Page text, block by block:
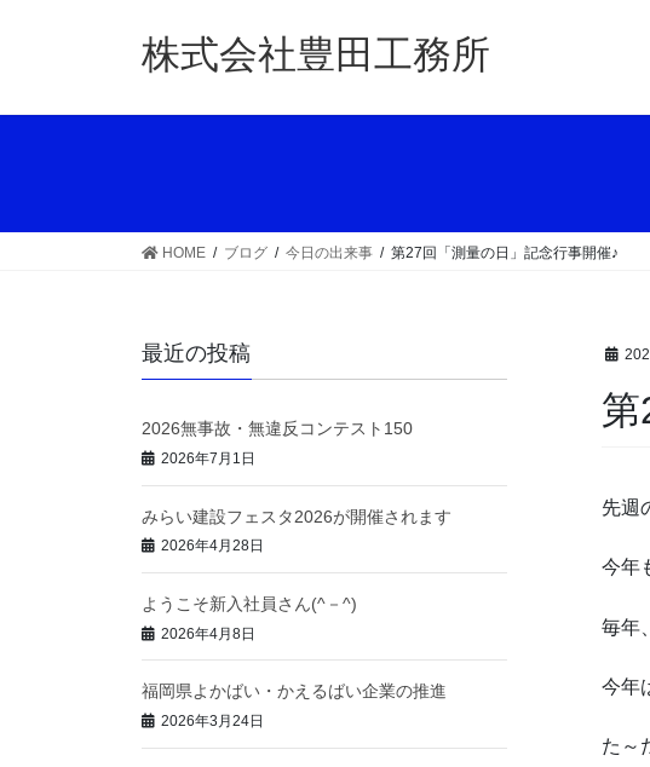
株式会社豊田工務所
HOME ブログ 今日の出来事 第27回「測量の日」記念行事開催♪
第
先週
今年
毎年
今年
た～
最近の投稿
2026無事故・無違反コンテスト150
2026年7月1日
みらい建設フェスタ2026が開催されます
2026年4月28日
ようこそ新入社員さん(^－^)
2026年4月8日
福岡県よかばい・かえるばい企業の推進
2026年3月24日